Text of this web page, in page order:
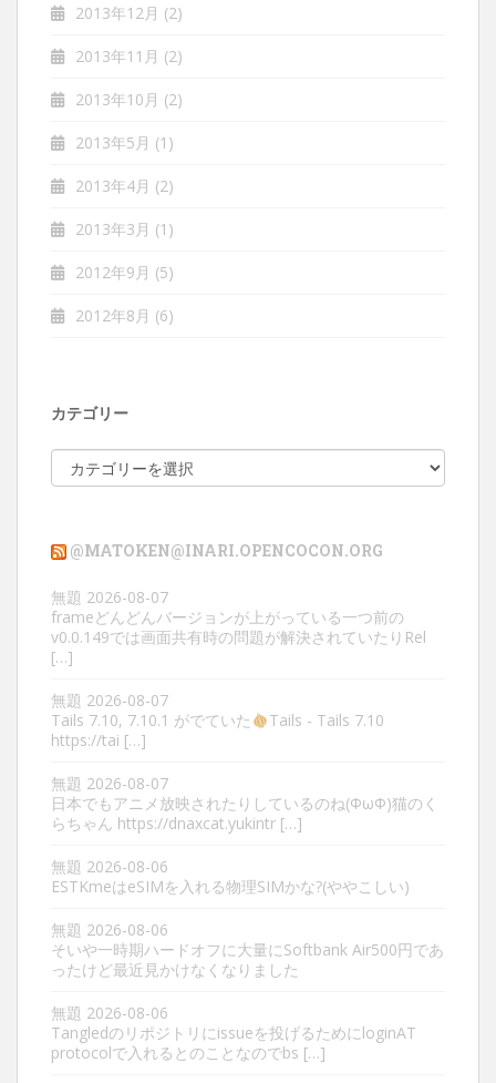
2013年12月 (2)
2013年11月 (2)
2013年10月 (2)
2013年5月 (1)
2013年4月 (2)
2013年3月 (1)
2012年9月 (5)
2012年8月 (6)
カテゴリー
テ
ー
@MATOKEN@INARI.OPENCOCON.ORG
無題 2026-08-07
frameどんどんバージョンが上がっている一つ前の
v0.0.149では画面共有時の問題が解決されていたりRel
[…]
無題 2026-08-07
Tails 7.10, 7.10.1 がでていた
Tails - Tails 7.10
https://tai […]
無題 2026-08-07
日本でもアニメ放映されたりしているのね(ΦωΦ)猫のく
らちゃん https://dnaxcat.yukintr […]
無題 2026-08-06
ESTKmeはeSIMを入れる物理SIMかな?(ややこしい)
無題 2026-08-06
そいや一時期ハードオフに大量にSoftbank Air500円であ
ったけど最近見かけなくなりました
無題 2026-08-06
Tangledのリポジトリにissueを投げるためにloginAT
protocolで入れるとのことなのでbs […]